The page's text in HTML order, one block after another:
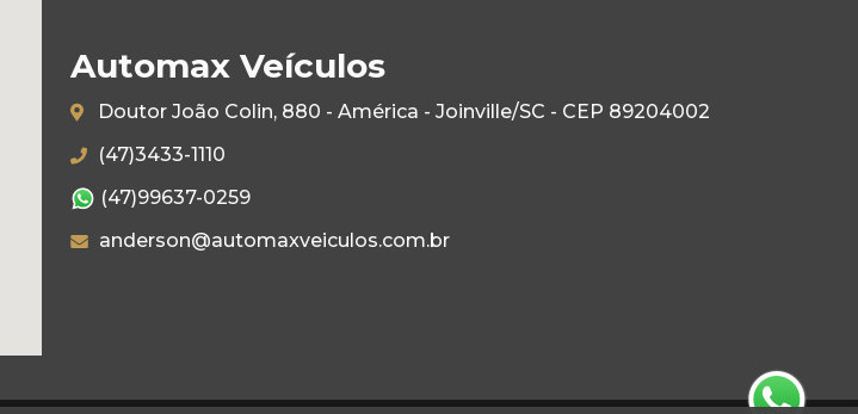
Automax Veículos
Doutor João Colin, 880 - América - Joinville/SC - CEP 89204002
(47)3433-1110
(47)99637-0259
anderson@automaxveiculos.com.br